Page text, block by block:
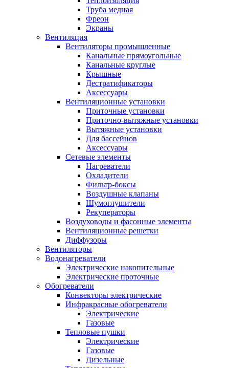
Труба медная
Фреон
Экраны
Вентиляция
Вентиляторы промышленные
Канальные прямоугольные
Канальные круглые
Крышные
Дестратификаторы
Аксессуары
Вентиляционные установки
Приточные установки
Приточно-вытяжные установки
Вытяжные установки
Для бассейнов
Аксессуары
Сетевые элементы
Нагреватели
Охладители
Фильтр-боксы
Воздушные клапаны
Шумоглушители
Рекуператоры
Воздуховоды и фасонные элементы
Вентиляционные решетки
Диффузоры
Вентиляторы
Водонагреватели
Электрические накопительные
Электрические проточные
Обогреватели
Конвекторы электрические
Инфракрасные обогреватели
Электрические
Газовые
Тепловые пушки
Электрические
Газовые
Дизельные